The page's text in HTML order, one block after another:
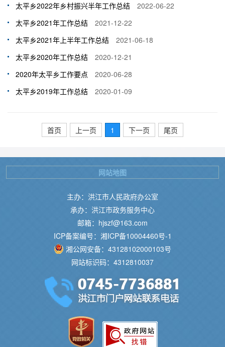
太平乡2022年乡村振兴半年工作总结
2022-06-22
太平乡2021年工作总结
2021-12-22
太平乡2021年上半年工作总结
2021-06-18
太平乡2020年工作总结
2020-12-21
2020年太平乡工作要点
2020-06-28
太平乡2019年工作总结
2020-01-09
首页 上一页 1 下一页 尾页
主办：洪江市人民政府办公室
承办：洪江市政务服务中心
邮箱：hjszf@163.com
ICP备案编号：湘ICP备10004460号-1
湘公网安备：43128102000103号
网站标识码：4312810037
网站地图